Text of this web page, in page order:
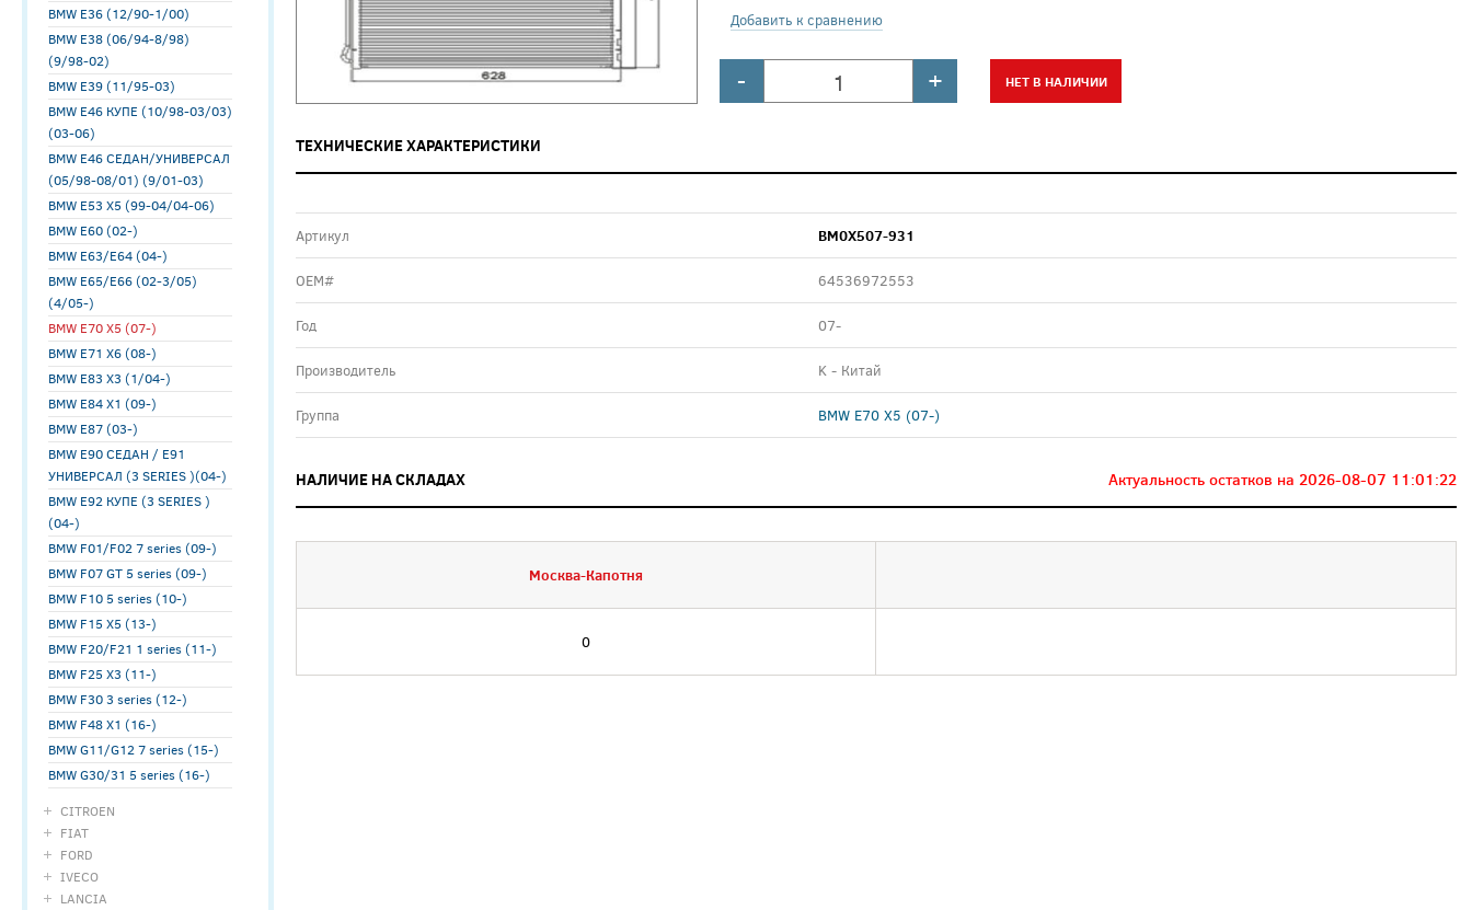
BMW E36 (12/90-1/00)
BMW E38 (06/94-8/98)
(9/98-02)
BMW E39 (11/95-03)
BMW E46 КУПЕ (10/98-03/03)
(03-06)
BMW E46 СЕДАН/УНИВЕРСАЛ
(05/98-08/01) (9/01-03)
BMW E53 X5 (99-04/04-06)
BMW E60 (02-)
BMW E63/E64 (04-)
BMW E65/E66 (02-3/05)
(4/05-)
BMW E70 X5 (07-)
BMW E71 X6 (08-)
BMW E83 X3 (1/04-)
BMW E84 X1 (09-)
BMW E87 (03-)
BMW E90 СЕДАН / E91
УНИВЕРСАЛ (3 SERIES )(04-)
BMW E92 КУПЕ (3 SERIES )
(04-)
BMW F01/F02 7 series (09-)
BMW F07 GT 5 series (09-)
BMW F10 5 series (10-)
BMW F15 X5 (13-)
BMW F20/F21 1 series (11-)
BMW F25 X3 (11-)
BMW F30 3 series (12-)
BMW F48 X1 (16-)
BMW G11/G12 7 series (15-)
BMW G30/31 5 series (16-)
CITROEN
FIAT
FORD
IVECO
LANCIA
Добавить к сравнению
- + НЕТ В НАЛИЧИИ
ТЕХНИЧЕСКИЕ ХАРАКТЕРИСТИКИ
Артикул BM0X507-931
ОЕМ# 64536972553
Год 07-
Производитель K - Китай
Группа BMW E70 X5 (07-)
НАЛИЧИЕ НА СКЛАДАХ Актуальность остатков на 2026-08-07 11:01:22
Москва-Капотня
0